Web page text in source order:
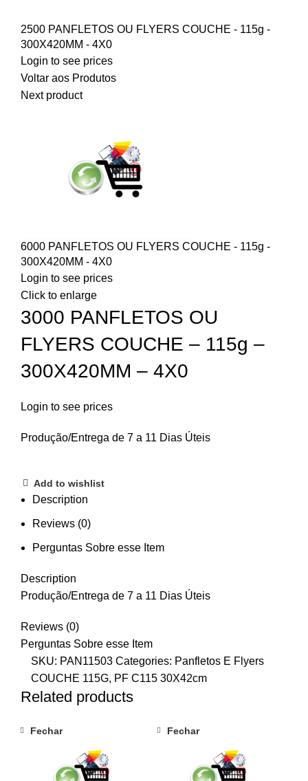
2500 PANFLETOS OU FLYERS COUCHE - 115g -
300X420MM - 4X0
Login to see prices
Voltar aos Produtos
Next product
6000 PANFLETOS OU FLYERS COUCHE - 115g -
300X420MM - 4X0
Login to see prices
Click to enlarge
3000 PANFLETOS OU
FLYERS COUCHE – 115g –
300X420MM – 4X0
Login to see prices
Produção/Entrega de 7 a 11 Dias Úteis
Add to wishlist
Description
Reviews (0)
Perguntas Sobre esse Item
Description
Produção/Entrega de 7 a 11 Dias Úteis
Reviews (0)
Perguntas Sobre esse Item
SKU: PAN11503 Categories: Panfletos E Flyers
COUCHE 115G, PF C115 30X42cm
Related products
Fechar Fechar